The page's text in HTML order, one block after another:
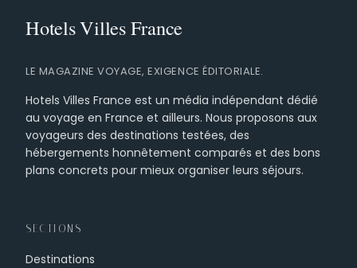
LE MAGAZINE VOYAGE, EXIGENCE ÉDITORIALE.
Hotels Villes France est un média indépendant dédié
au voyage en France et ailleurs. Nous proposons aux
voyageurs des destinations testées, des
hébergements honnêtement comparés et des bons
plans concrets pour mieux organiser leurs séjours.
SECTIONS
Destinations